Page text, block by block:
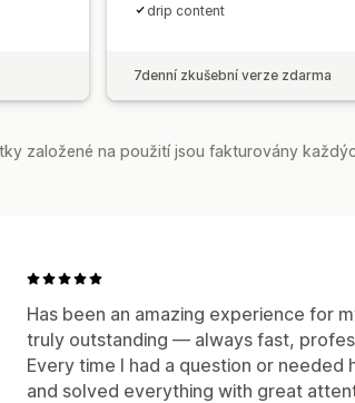
drip content
7denní zkušební verze zdarma
založené na použití jsou fakturovány
Has been an amazing experience for
truly outstanding — always fast,
Every time I had a question or
and solved everything with great